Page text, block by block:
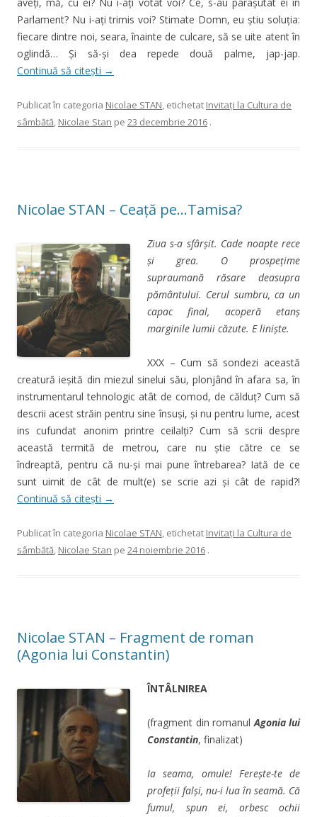
aveţi, mă, cu ei? Nu i-aţi votat voi? Ce, s-au paraşutat ei în
Parlament? Nu i-aţi trimis voi? Stimate Domn, eu ştiu soluţia:
fiecare dintre noi, seara, înainte de culcare, să se uite atent în
oglindă… Şi să-şi dea repede două palme, jap-jap.
Continuă să citești →
Publicat în categoria Nicolae STAN, etichetat Invitaţi la Cultura de
sâmbătă, Nicolae Stan pe 23 decembrie 2016 .
Nicolae STAN – Ceață pe…Tamisa?
Ziua s-a sfârşit. Cade noapte rece
şi grea. O prospeţime
supraumană răsare deasupra
pământului. Cerul sumbru, ca un
capac final, acoperă etanş
marginile lumii căzute. E linişte.
XXX – Cum să sondezi această
creatură ieşită din miezul sinelui său, plonjând în afara sa, în
instrumentarul tehnologic atât de comod, de călduţ? Cum să
descrii acest străin pentru sine însuşi, şi nu pentru lume, acest
ins cufundat anonim printre ceilalţi? Cum să scrii despre
această termită de metrou, care nu ştie către ce se
îndreaptă, pentru că nu-şi mai pune întrebarea? Iată de ce
sunt uimit de cât de mult(e) se scrie azi şi cât de rapid?!
Continuă să citești →
Publicat în categoria Nicolae STAN, etichetat Invitaţi la Cultura de
sâmbătă, Nicolae Stan pe 24 noiembrie 2016 .
Nicolae STAN – Fragment de roman
(Agonia lui Constantin)
ÎNTÂLNIREA
(fragment din romanulAgonia lui
Constantin, finalizat)
Ia seama, omule! Fereşte-te de
profeţii falşi, nu-i lua în seamă. Că
fumul, spun ei, orbesc ochii